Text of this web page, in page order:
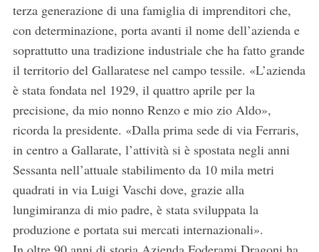
terza generazione di una famiglia di imprenditori che,
con determinazione, porta avanti il nome dell’azienda e
soprattutto una tradizione industriale che ha fatto grande
il territorio del Gallaratese nel campo tessile. «L’azienda
è stata fondata nel 1929, il quattro aprile per la
precisione, da mio nonno Renzo e mio zio Aldo»,
ricorda la presidente. «Dalla prima sede di via Ferraris,
in centro a Gallarate, l’attività si è spostata negli anni
Sessanta nell’attuale stabilimento da 10 mila metri
quadrati in via Luigi Vaschi dove, grazie alla
lungimiranza di mio padre, è stata sviluppata la
produzione e portata sui mercati internazionali».